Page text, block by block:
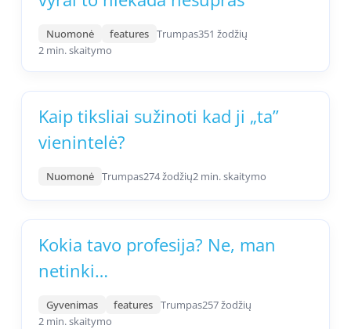
Nuomonė features Trumpas351 žodžių
2 min. skaitymo
Kaip tiksliai sužinoti kad ji „ta”
vienintelė?
Nuomonė Trumpas274 žodžių2 min. skaitymo
Kokia tavo profesija? Ne, man
netinki…
Gyvenimas features Trumpas257 žodžių
2 min. skaitymo